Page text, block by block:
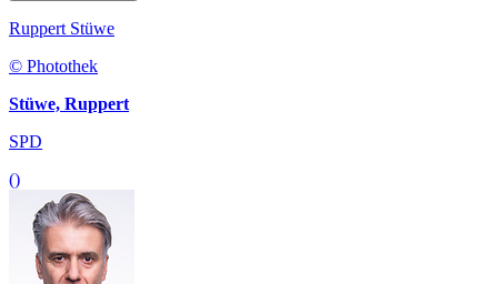
Ruppert Stüwe
© Photothek
Stüwe, Ruppert
SPD
()